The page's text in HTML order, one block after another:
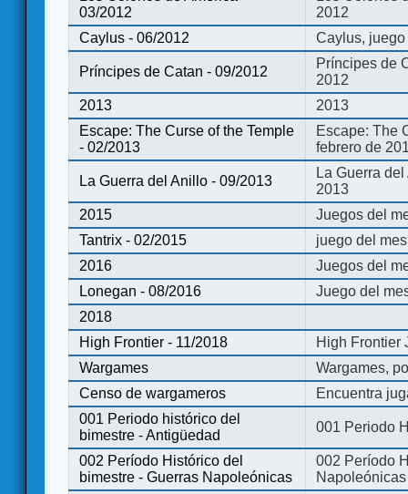
03/2012
2012
Caylus - 06/2012
Caylus,
Príncipes de Catan - 09/2012
Príncipes de
2012
2013
2013
Escape: The Curse of the Temple
- 02/2013
Escape: The
febrero de
La Guerra del Anillo - 09/2013
La Guerra
2013
2015
Juegos del
Tantrix - 02/2015
juego del
2016
Juegos del
Lonegan - 08/2016
Juego del
2018
High Frontier - 11/2018
High Frontier
Wargames
Wargames,
Censo de wargameros
Encuentra
001 Periodo histórico del
bimestre - Antigüedad
001 Periodo
002 Período Histórico del
bimestre - Guerras Napoleónicas
002 Período
Napoleónicas